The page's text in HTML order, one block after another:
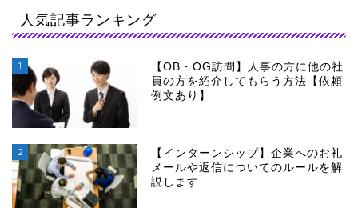
人気記事ランキング
1
【OB・OG訪問】人事の方に他の社
員の方を紹介してもらう方法【依頼
例文あり】
2
【インターンシップ】企業へのお礼
メールや返信についてのルールを解
説します